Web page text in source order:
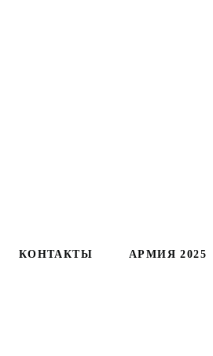
КОНТАКТЫ АРМИЯ 2025